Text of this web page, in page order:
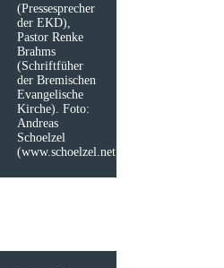
(Pressesprecher
der EKD),
Pastor Renke
Brahms
(Schriftfüher
der Bremischen
Evangelische
Kirche). Foto:
Andreas
Schoelzel
(www.schoelzel.net)